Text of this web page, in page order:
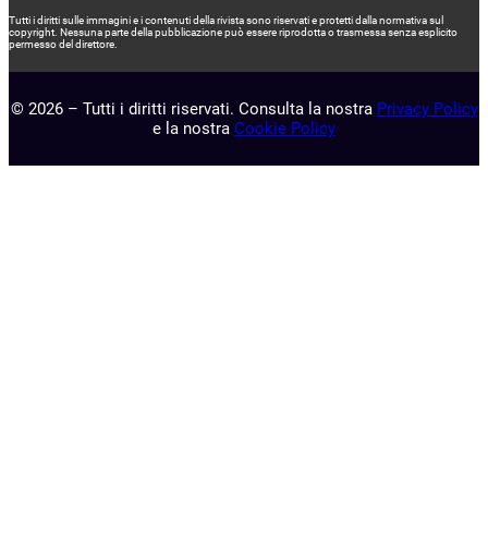
Tutti i diritti sulle immagini e i contenuti della rivista sono riservati e protetti dalla normativa sul
copyright. Nessuna parte della pubblicazione può essere riprodotta o trasmessa senza esplicito
permesso del direttore.
© 2026 – Tutti i diritti riservati. Consulta la nostra Privacy Policy
e la nostra Cookie Policy